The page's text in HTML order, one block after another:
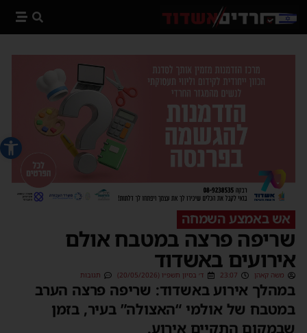
פתח
אש באמצע השמחה
שריפה פרצה במטבח אולם
אירועים באשדוד
משה קאהן 23:07 ד׳ בסיון תשפ״ו (20/05/2026) תגובות
במהלך אירוע באשדוד: שריפה פרצה הערב
במטבח של אולמי “האצולה” בעיר, בזמן
שבמקום התקיים אירוע.